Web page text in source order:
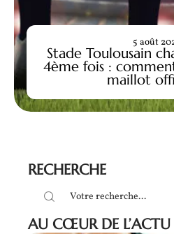
Stade Toulousain
4ème fois :
maillot
5 août
RECHERCHE
AU CŒUR DE L’ACTU